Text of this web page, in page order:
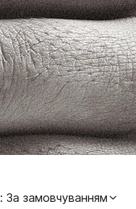
: За замовчуванням